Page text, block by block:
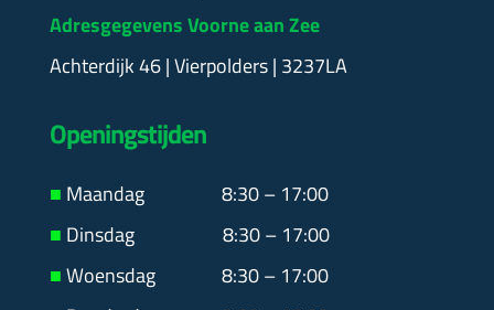
Adresgegevens Voorne aan Zee
Achterdijk 46 | Vierpolders | 3237LA
Openingstijden
■ Maandag 8:30 – 17:00
■ Dinsdag 8:30 – 17:00
■Woensdag 8:30 – 17:00